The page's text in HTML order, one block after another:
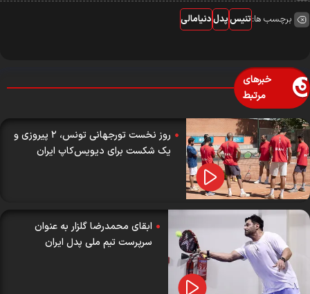
برچسب ها:تنیسپدلدنیامالی
خبرهای
مرتبط
روز نخست تورجهانی تونس، ۲ پیروزی و
یک شکست برای دیویس‌کاپ ایران
ابقای محمدرضا گلزار به عنوان
سرپرست تیم ملی پدل ایران